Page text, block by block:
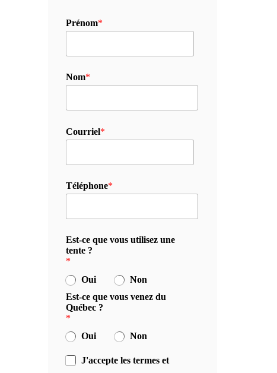
Prénom*
Nom*
Courriel*
Téléphone*
Est-ce que vous utilisez une
tente ?
*
Oui
Non
Est-ce que vous venez du
Québec ?
*
Oui
Non
J'accepte les termes et